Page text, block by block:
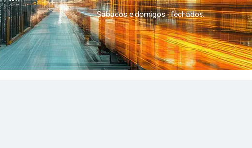
Sábados e domigos - fechados.